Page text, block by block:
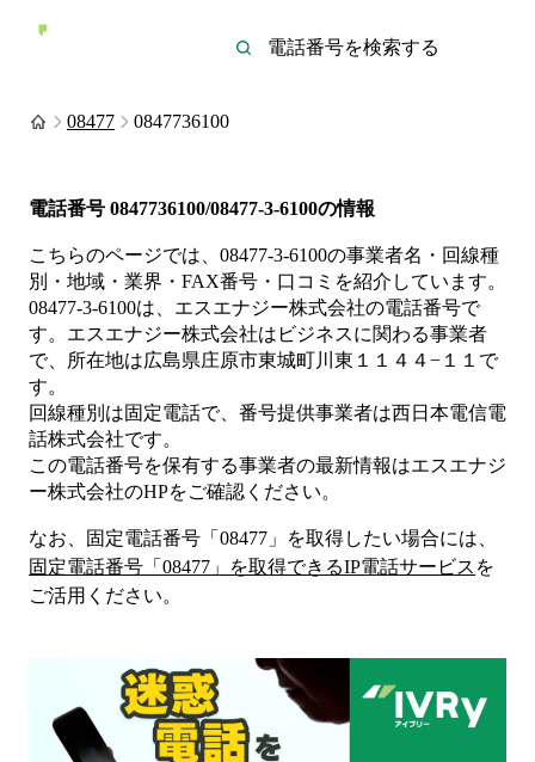
08477 0847736100
電話番号 0847736100/08477-3-6100の情報
こちらのページでは、 08477-3-6100の事業者名・回線種
別・地域・業界・FAX番号・口コミを紹介しています。
08477-3-6100は、 エスエナジー株式会社の電話番号で
す。 エスエナジー株式会社は ビジネスに関わる事業者
で、所在地は広島県庄原市東城町川東１１４４−１１ で
す。
回線種別は固定電話で、番号提供事業者は西日本電信電
話株式会社です。
この電話番号を保有する事業者の最新情報はエスエナジ
ー株式会社のHPをご確認ください。
なお、固定電話番号「 08477 」を取得したい場合には、
固定電話番号「 08477 」を取得できるIP電話サービス を
ご活用ください。